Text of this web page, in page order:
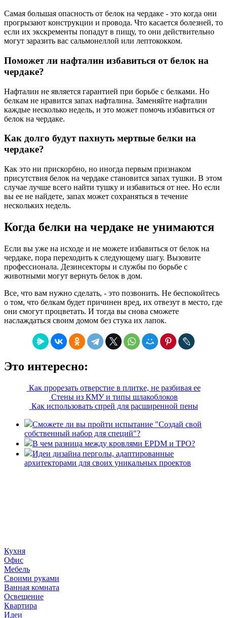
Самая большая опасность от белок на чердаке - это когда они
прогрызают конструкции и провода. Что касается болезней, то
если их экскременты попадут в пищу, то они действительно
могут заразить вас сальмонеллой или лептококком.
Поможет ли нафталин избавиться от белок на
чердаке?
Нафталин не является гарантией при борьбе с белками. Но
белкам не нравится запах нафталина. Заменяйте нафталин
каждые несколько недель, и это может помочь избавиться от
белок на чердаке.
Как долго будут пахнуть мертвые белки на
чердаке?
Как это ни прискорбно, но иногда первым признаком
присутствия белок на чердаке становится запах тушки. В этом
случае лучше всего найти тушку и избавиться от нее. Но если
вы ее не найдете, запах может сохраняться в течение
нескольких недель.
Когда белки на чердаке не унимаются
Если вы уже на исходе и не можете избавиться от белок на
чердаке, пора переходить к следующему шагу. Вызовите
профессионала. Дезинсекторы и службы по борьбе с
животными могут вернуть белок в дом.
Все, что вам нужно сделать, - это позвонить. Не беспокойтесь
о том, что белкам будет причинен вред, их отвезут в место, где
они смогут процветать. И тогда вы снова сможете
наслаждаться своим домом без стука их лапок.
Это интересно:
Как прорезать отверстие в плитке, не разбивая ее
Стены из КМУ и типы шлакоблоков
Как использовать спрей для расширенной пены
Сможете ли вы пройти испытание "Создай свой
собственный набор для специй"?
В чем разница между кровлями EPDM и TPO?
Идеи дизайна перголы, адаптированные
архитекторами для своих уникальных проектов
Кухня
Офис
Мебель
Своими руками
Ванная комната
Освещение
Квартира
Идеи